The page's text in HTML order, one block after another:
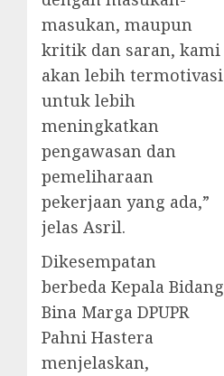
masukan, maupun
kritik dan saran, kami
akan lebih termotivasi
untuk lebih
meningkatkan
pengawasan dan
pemeliharaan
pekerjaan yang ada,”
jelas Asril.
Dikesempatan
berbeda Kepala Bidang
Bina Marga DPUPR
Pahni Hastera
menjelaskan,